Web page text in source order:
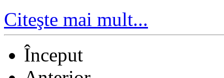
Citeşte mai mult...
Început